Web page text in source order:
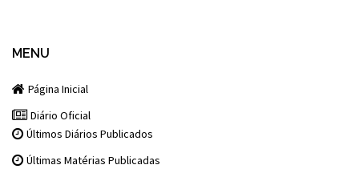
MENU
Página Inicial
Diário Oficial
Últimos Diários Publicados
Últimas Matérias Publicadas